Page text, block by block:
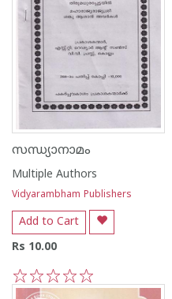
സന്ധ്യാനാമം
Multiple Authors
Vidyarambham Publishers
Add to Cart
Rs 10.00
5
4
3
2
1